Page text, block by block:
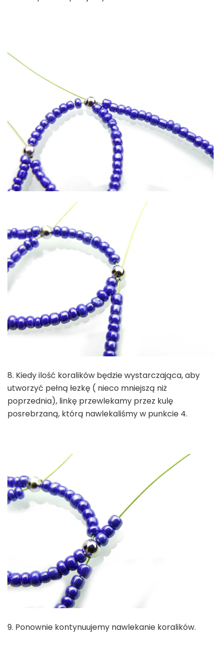
8. Kiedy ilość koralików będzie wystarczająca, aby
utworzyć pełną łezkę ( nieco mniejszą niż
poprzednia), linkę przewlekamy przez kulę
posrebrzaną, którą nawlekaliśmy w punkcie 4.
9. Ponownie kontynuujemy nawlekanie koralików.